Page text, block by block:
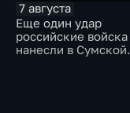
7 августа
Еще один удар
российские войска
нанесли в Сумской